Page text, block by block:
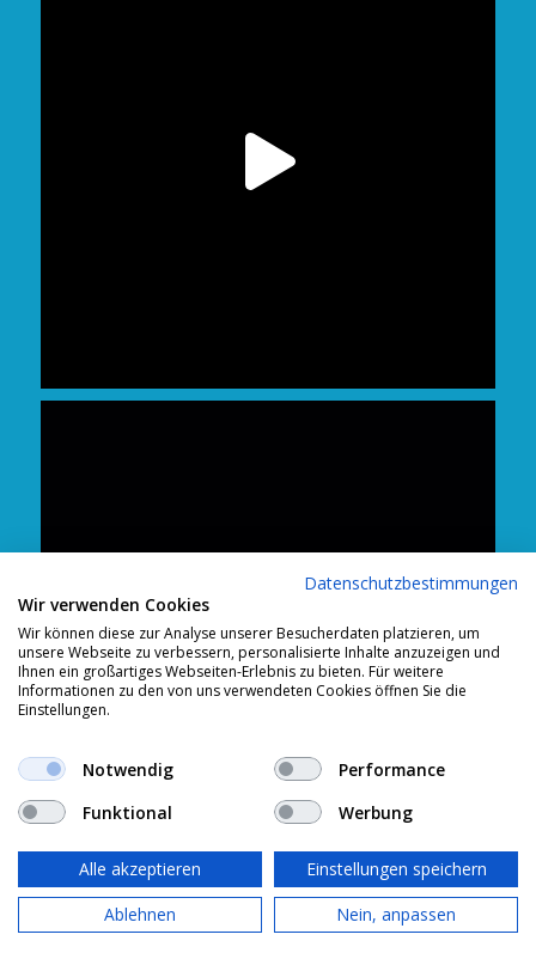
Datenschutzbestimmungen
Wir verwenden Cookies
Wir können diese zur Analyse unserer Besucherdaten platzieren, um
unsere Webseite zu verbessern, personalisierte Inhalte anzuzeigen und
Ihnen ein großartiges Webseiten-Erlebnis zu bieten. Für weitere
Informationen zu den von uns verwendeten Cookies öffnen Sie die
Einstellungen.
Notwendig
Performance
Funktional
Werbung
Alle akzeptieren
Einstellungen speichern
Ablehnen
Nein, anpassen